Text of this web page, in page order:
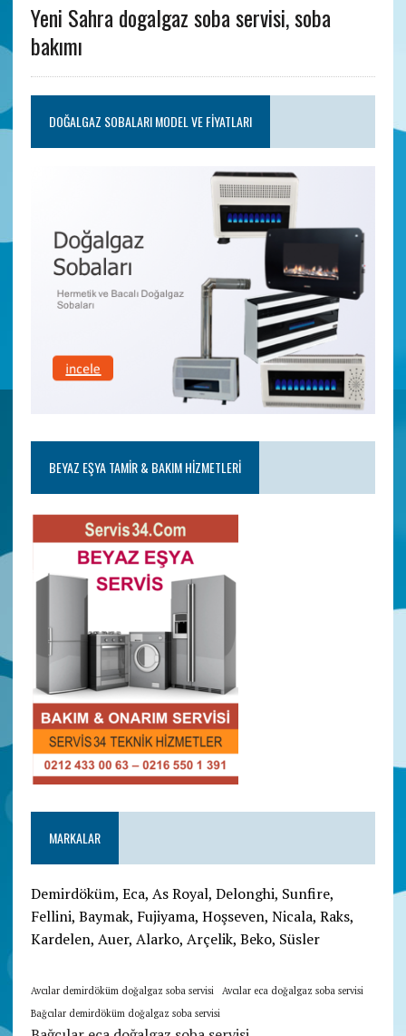
Yeni Sahra dogalgaz soba servisi, soba
bakımı
DOĞALGAZ SOBALARI MODEL VE FIYATLARI
BEYAZ EŞYA TAMIR & BAKIM HIZMETLERI
MARKALAR
Demirdöküm, Eca, As Royal, Delonghi, Sunfire,
Fellini, Baymak, Fujiyama, Hoşseven, Nicala, Raks,
Kardelen, Auer, Alarko, Arçelik, Beko, Süsler
Avcılar demirdöküm doğalgaz soba servisi
Avcılar eca doğalgaz soba servisi
Bağcılar demirdöküm doğalgaz soba servisi